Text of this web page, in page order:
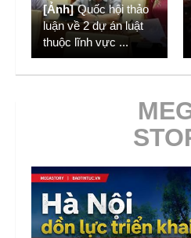
[Ảnh] Quốc hội thảo
luận về 2 dự án luật
thuộc lĩnh vực ...